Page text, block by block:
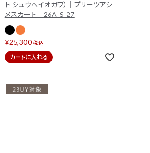
ト シュウヘイオガワ）｜プリーツアシ
メスカート｜26A-S-27
¥25,300 税込
カートに入れる